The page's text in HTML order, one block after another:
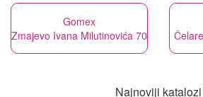
Gomex
Zmajevo Ivana Milutinovića 70
Najnoviji katalozi